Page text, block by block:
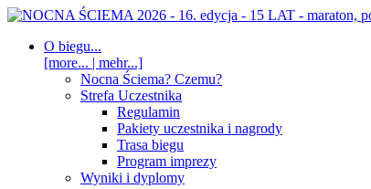
O biegu...
[more... | mehr...]
Nocna Ściema? Czemu?
Strefa Uczestnika
Regulamin
Pakiety uczestnika i nagrody
Trasa biegu
Program imprezy
Wyniki i dyplomy